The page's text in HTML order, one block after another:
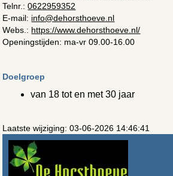
Telnr.:0622959352
E-mail: info@dehorsthoeve.nl
Webs.: https://www.dehorsthoeve.nl/
Openingstijden: ma-vr 09.00-16.00
Doelgroep
van 18 tot en met 30 jaar
Laatste wijziging: 03-06-2026 14:46:41